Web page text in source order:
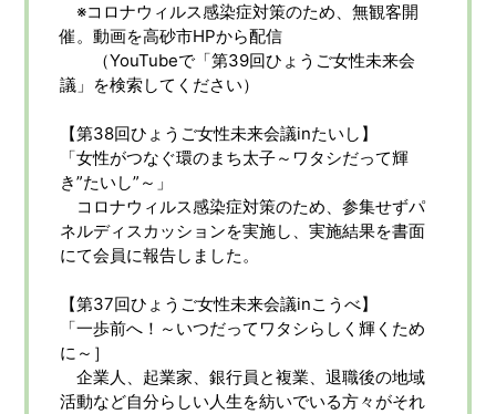
※コロナウィルス感染症対策のため、無観客開
催。動画を高砂市HPから配信
（YouTubeで「第39回ひょうご女性未来会
議」を検索してください）
【第38回ひょうご女性未来会議inたいし】
「女性がつなぐ環のまち太子～ワタシだって輝
き”たいし”～」
コロナウィルス感染症対策のため、参集せずパ
ネルディスカッションを実施し、実施結果を書面
にて会員に報告しました。
【第37回ひょうご女性未来会議inこうべ】
「一歩前へ！～いつだってワタシらしく輝くため
に～］
企業人、起業家、銀行員と複業、退職後の地域
活動など自分らしい人生を紡いでいる方々がそれ